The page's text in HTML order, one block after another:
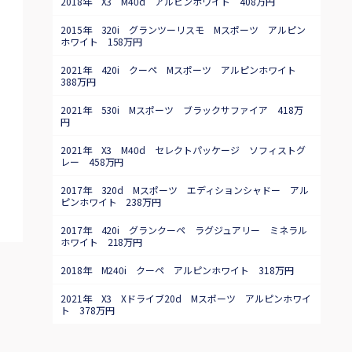
2015年 320i グランツーリスモ Mスポーツ アルピン
ホワイト 158万円
2021年 420i クーペ Mスポーツ アルピンホワイト
388万円
2021年 530i Mスポーツ ブラックサファイア 418万
円
2021年 X3 M40d セレクトパッケージ ソフィストグ
レー 458万円
2017年 320d Mスポーツ エディションシャドー アル
ピンホワイト 238万円
2017年 420i グランクーペ ラグジュアリー ミネラル
ホワイト 218万円
2018年 M240i クーペ アルピンホワイト 318万円
2021年 X3 Xドライブ20d Mスポーツ アルピンホワイ
ト 378万円